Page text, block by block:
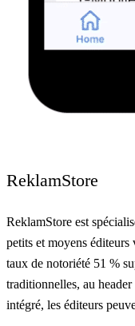
ReklamStore
ReklamStore est
petits et moyens
taux de notoriété 51 %
traditionnelles, au
intégré, les éditeurs